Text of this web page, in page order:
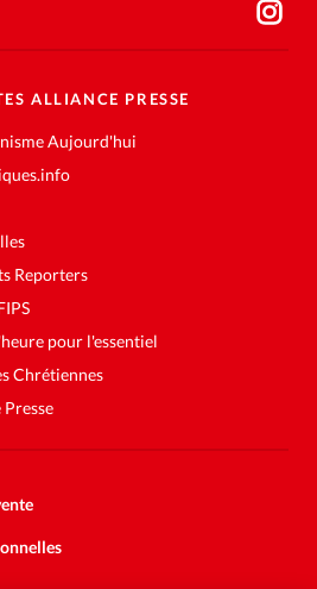
ALLIANCE PRESSE
Aujourd'hui
Reporters
pour l'essentiel
Chrétiennes